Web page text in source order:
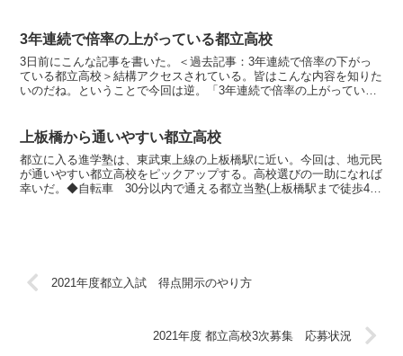
3年連続で倍率の上がっている都立高校
3日前にこんな記事を書いた。＜過去記事：3年連続で倍率の下がっ
ている都立高校＞結構アクセスされている。皆はこんな内容を知りた
いのだね。ということで今回は逆。「3年連続で倍率の上がっている
上板橋から通いやすい都立高校
都立に入る進学塾は、東武東上線の上板橋駅に近い。今回は、地元民
が通いやすい都立高校をピックアップする。高校選びの一助になれば
幸いだ。◆自転車 30分以内で通える都立当塾(上板橋駅まで徒歩4
2021年度都立入試 得点開示のやり方
2021年度 都立高校3次募集 応募状況